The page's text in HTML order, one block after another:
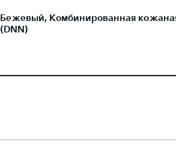
Бежевый, Комбинированная
(DNN)